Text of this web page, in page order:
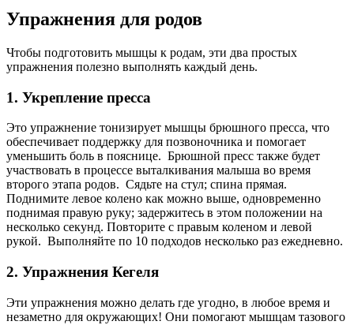
Упражнения для родов
Чтобы подготовить мышцы к родам, эти два простых
упражнения полезно выполнять каждый день.
1. Укрепление пресса
Это упражнение тонизирует мышцы брюшного пресса, что
обеспечивает поддержку для позвоночника и помогает
уменьшить боль в пояснице. Брюшной пресс также будет
участвовать в процессе выталкивания малыша во время
второго этапа родов. Сядьте на стул; спина прямая.
Поднимите левое колено как можно выше, одновременно
поднимая правую руку; задержитесь в этом положении на
несколько секунд. Повторите с правым коленом и левой
рукой. Выполняйте по 10 подходов несколько раз ежедневно.
2. Упражнения Кегеля
Эти упражнения можно делать где угодно, в любое время и
незаметно для окружающих! Они помогают мышцам тазового